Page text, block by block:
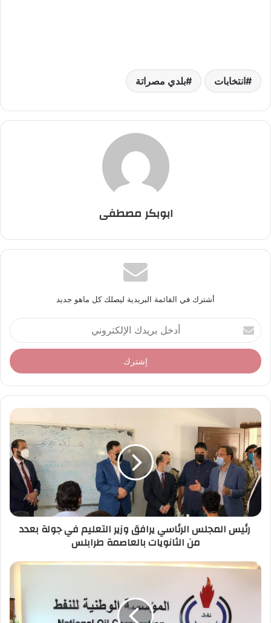
انتخابات بلدي مصراتة
ابوبكر مصطفى
أشترك في القائمة البريدية ليصلك كل ماهو جديد
أ
د
خ
ل
ر
د
ك
ا
ل
إ
ل
ك
ر
رئيس المجلس الرئاسي يرافق وزير التعليم في جولة بعدد
من الثانويات بالعاصمة طرابلس